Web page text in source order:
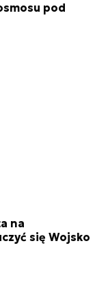
pod
na
się Wojsko